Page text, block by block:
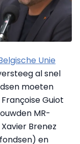
Unie
al snel
moeten
Guiot
MR-
Brenez
en